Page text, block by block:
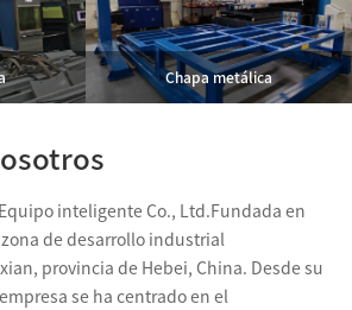
Chapa metálica
Chapa metálica
Chapa metálica
inteligente Co., Ltd.Fundada en
de desarrollo industrial
provincia de Hebei, China. Desde su
se ha centrado en el